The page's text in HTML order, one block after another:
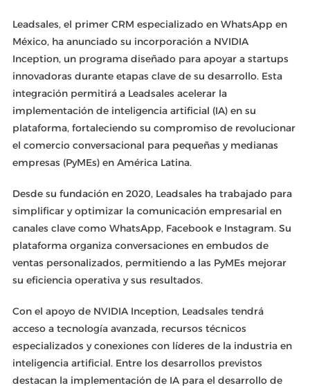
Leadsales, el primer CRM especializado en WhatsApp en
México, ha anunciado su incorporación a NVIDIA
Inception, un programa diseñado para apoyar a startups
innovadoras durante etapas clave de su desarrollo. Esta
integración permitirá a Leadsales acelerar la
implementación de inteligencia artificial (IA) en su
plataforma, fortaleciendo su compromiso de revolucionar
el comercio conversacional para pequeñas y medianas
empresas (PyMEs) en América Latina.
Desde su fundación en 2020, Leadsales ha trabajado para
simplificar y optimizar la comunicación empresarial en
canales clave como WhatsApp, Facebook e Instagram. Su
plataforma organiza conversaciones en embudos de
ventas personalizados, permitiendo a las PyMEs mejorar
su eficiencia operativa y sus resultados.
Con el apoyo de NVIDIA Inception, Leadsales tendrá
acceso a tecnología avanzada, recursos técnicos
especializados y conexiones con líderes de la industria en
inteligencia artificial. Entre los desarrollos previstos
destacan la implementación de IA para el desarrollo de